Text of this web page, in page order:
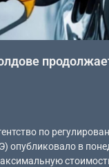
по
опубликовало в